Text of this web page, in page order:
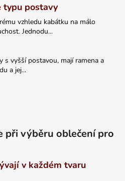
typu postavy
vzhledu kabátku na málo
Jednodu...
s vyšší postavou, mají ramena a
a jej...
při výběru oblečení pro
v každém tvaru